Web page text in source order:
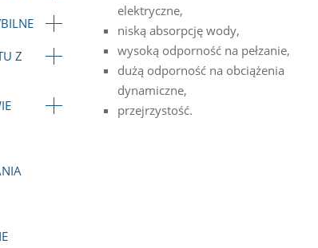
Z
elektryczne,
niską absorpcję wody,
wysoką odporność na pełzanie,
dużą odporność na obciążenia
dynamiczne,
przejrzystość.